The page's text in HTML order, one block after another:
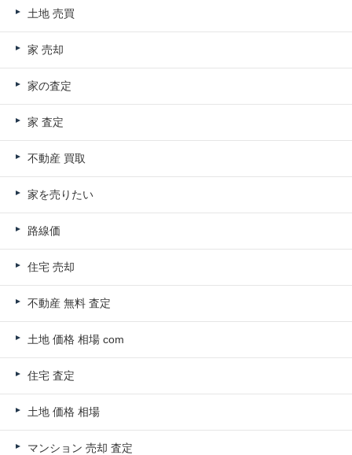
土地 売買
家 売却
家の査定
家 査定
不動産 買取
家を売りたい
路線価
住宅 売却
不動産 無料 査定
土地 価格 相場 com
住宅 査定
土地 価格 相場
マンション 売却 査定